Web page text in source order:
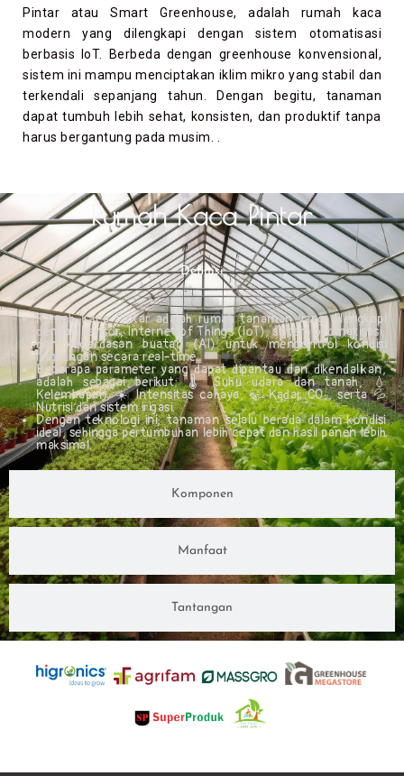
Pintar atau Smart Greenhouse, adalah rumah kaca
modern yang dilengkapi dengan sistem otomatisasi
berbasis IoT. Berbeda dengan greenhouse konvensional,
sistem ini mampu menciptakan iklim mikro yang stabil dan
terkendali sepanjang tahun. Dengan begitu, tanaman
dapat tumbuh lebih sehat, konsisten, dan produktif tanpa
harus bergantung pada musim. .
Rumah Kaca Pintar
Definisi
Komponen
Manfaat
Tantangan
Rumah Kaca Pintar adalah rumah tanaman yang dilengkapi
dengan sensor, Internet of Things (IoT), sistem otomatisasi,
dan kecerdasan buatan (AI) untuk mengontrol kondisi
lingkungan secara real-time.
Beberapa parameter yang dapat dipantau dan dikendalikan,
adalah sebagai berikut; 🌡️ Suhu udara dan tanah, 💧
Kelembapan, ☀️ Intensitas cahaya, 🍃 Kadar CO₂, serta 💦
Nutrisi dan sistem irigasi.
Dengan teknologi ini, tanaman selalu berada dalam kondisi
ideal, sehingga pertumbuhan lebih cepat dan hasil panen lebih
maksimal.